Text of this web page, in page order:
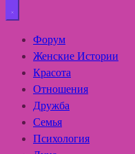
Форум
Женские Истории
Красота
Отношения
Дружба
Семья
Психология